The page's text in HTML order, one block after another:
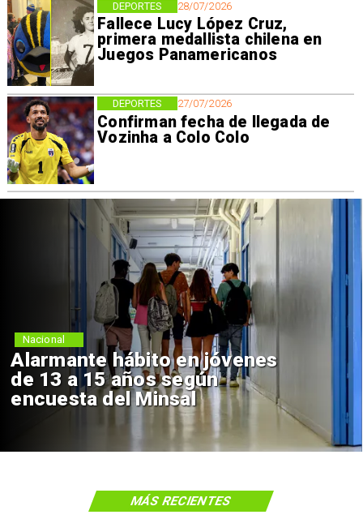
28/07/2026
Fallece Lucy López Cruz,
primera medallista chilena en
Juegos Panamericanos
DEPORTES
27/07/2026
Confirman fecha de llegada de
Vozinha a Colo Colo
DEPORTES
Alarmante hábito en jóvenes
de 13 a 15 años según
encuesta del Minsal
Nacional
MÁS RECIENTES